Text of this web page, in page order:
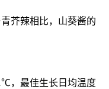
芥辣相比，山葵酱的
，最佳生长日均温度